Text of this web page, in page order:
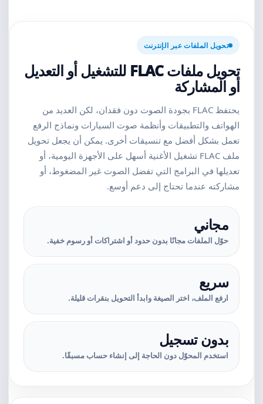
تحويل الملفات عبر الإنترنت
تحويل ملفات FLAC للتشغيل أو التعديل
أو المشاركة
يحتفظ FLAC بجودة الصوت دون فقدان، لكن العديد من
الهواتف والتطبيقات وأنظمة صوت السيارات ونماذج الرفع
تعمل بشكل أفضل مع تنسيقات أخرى. يمكن أن يجعل تحويل
ملف FLAC تشغيل الأغنية أسهل على الأجهزة اليومية، أو
تعديلها في البرامج التي تفضل الصوت غير المضغوط، أو
مشاركته عندما تحتاج إلى دعم أوسع.
مجاني
حوّل الملفات مجانًا بدون حدود أو اشتراكات أو رسوم خفية.
سريع
ارفع الملف، اختر الصيغة وابدأ التحويل بنقرات قليلة.
بدون تسجيل
استخدم المحوّل دون الحاجة إلى إنشاء حساب مسبقًا.